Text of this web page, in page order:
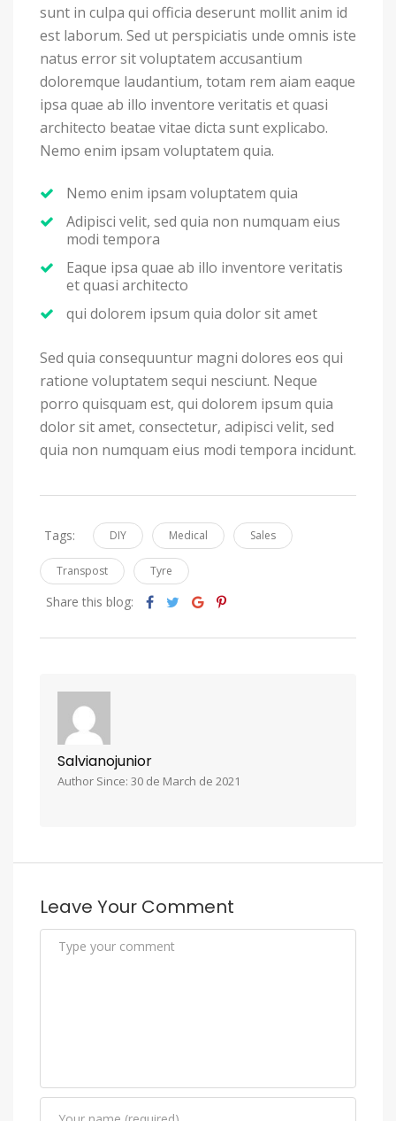
sunt in culpa qui officia deserunt mollit anim id
est laborum. Sed ut perspiciatis unde omnis iste
natus error sit voluptatem accusantium
doloremque laudantium, totam rem aiam eaque
ipsa quae ab illo inventore veritatis et quasi
architecto beatae vitae dicta sunt explicabo.
Nemo enim ipsam voluptatem quia.
Nemo enim ipsam voluptatem quia
Adipisci velit, sed quia non numquam eius
modi tempora
Eaque ipsa quae ab illo inventore veritatis
et quasi architecto
qui dolorem ipsum quia dolor sit amet
Sed quia consequuntur magni dolores eos qui
ratione voluptatem sequi nesciunt. Neque
porro quisquam est, qui dolorem ipsum quia
dolor sit amet, consectetur, adipisci velit, sed
quia non numquam eius modi tempora incidunt.
Tags: DIY Medical Sales
Transpost Tyre
Share this blog:
Salvianojunior
Author Since: 30 de March de 2021
Leave Your Comment